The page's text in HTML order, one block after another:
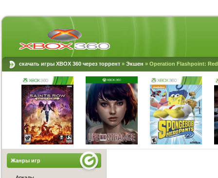
скачать игры XBOX 360 через торрент » Экшен » Operation Flashpoint: Red
Жанры игр